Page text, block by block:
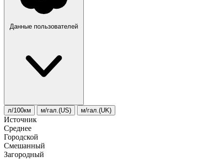
Данные пользователей
л/100км м/гал.(US) м/гал.(UK)
Источник
Среднее
Городской
Смешанный
Загородный